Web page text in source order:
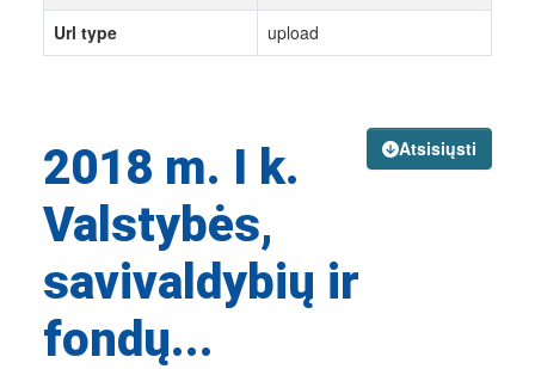
Atsisiųsti
2018 m. I k.
Valstybės,
savivaldybių ir
fondų...
Url type
upload